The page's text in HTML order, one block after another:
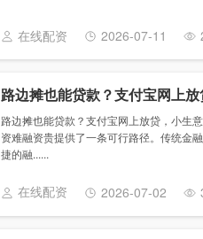
在线配资 2026-07-11
路边摊也能贷款？支付宝网上
路边摊也能贷款？支付宝网上放贷，小生
资难融资贵提供了一条可行路径。传统金
捷的融......
在线配资 2026-07-02